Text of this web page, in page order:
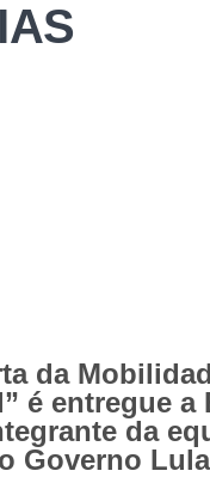
da
é entregue a
da
Governo Lula